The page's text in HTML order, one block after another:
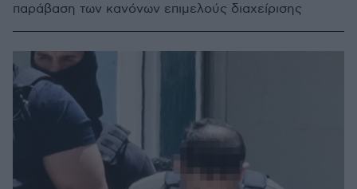
παράβαση των κανόνων επιμελούς διαχείρισης